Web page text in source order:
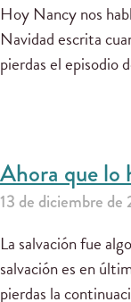
Hoy Nancy nos
Navidad escrita
pierdas el episodio
Ahora que lo
13 de diciembre
La salvación fue
salvación es en
pierdas la